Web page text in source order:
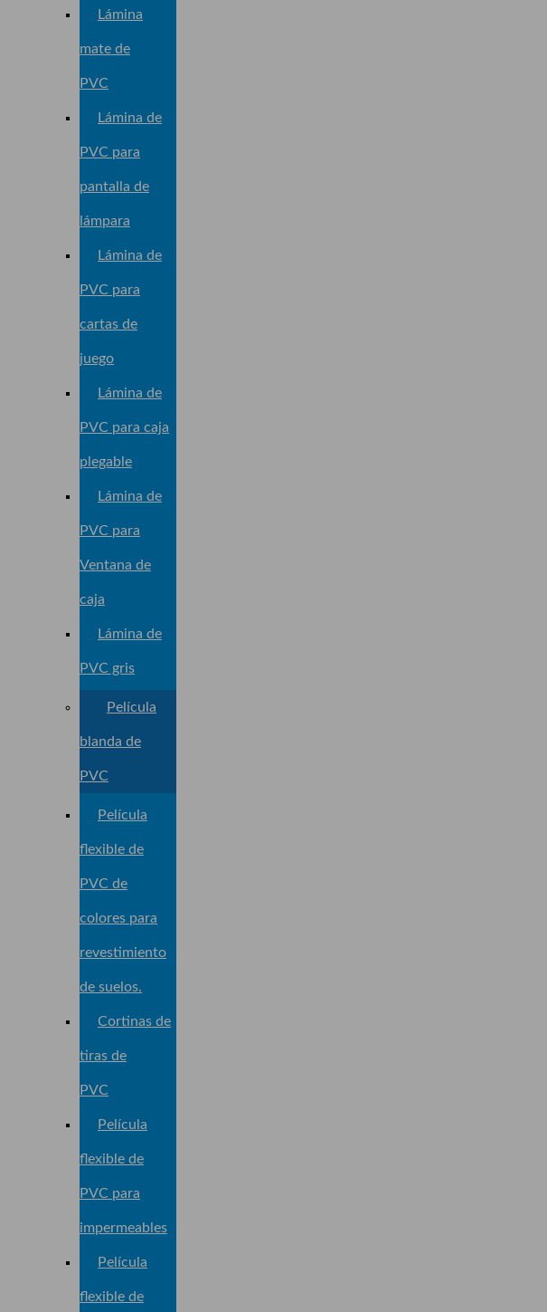
Lámina
mate de
PVC
Lámina de
PVC para
pantalla de
lámpara
Lámina de
PVC para
cartas de
juego
Lámina de
PVC para caja
plegable
Lámina de
PVC para
Ventana de
caja
Lámina de
PVC gris
Película
blanda de
PVC
Película
flexible de
PVC de
colores para
revestimiento
de suelos.
Cortinas de
tiras de
PVC
Película
flexible de
PVC para
impermeables
Película
flexible de